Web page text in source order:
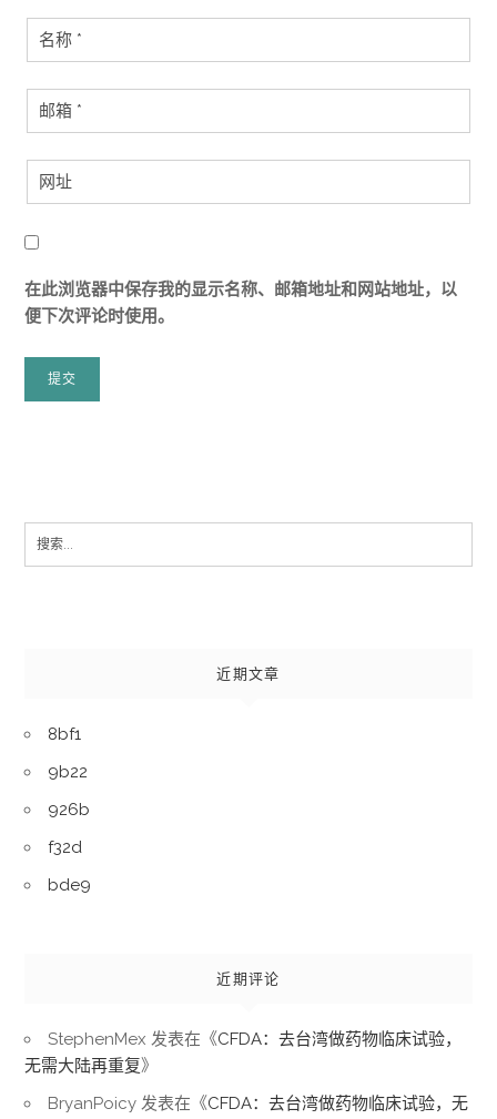
在此浏览器中保存我的显示名称、邮箱地址和网站地址，以
便下次评论时使用。
Search
for:
近期文章
8bf1
9b22
926b
f32d
bde9
近期评论
StephenMex 发表在《CFDA：去台湾做药物临床试验，
无需大陆再重复》
BryanPoicy 发表在《CFDA：去台湾做药物临床试验，无